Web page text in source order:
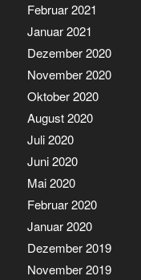
Februar 2021
Januar 2021
Dezember 2020
November 2020
Oktober 2020
August 2020
Juli 2020
Juni 2020
Mai 2020
Februar 2020
Januar 2020
Dezember 2019
November 2019